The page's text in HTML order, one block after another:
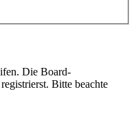
Die Board-
Bitte beachte